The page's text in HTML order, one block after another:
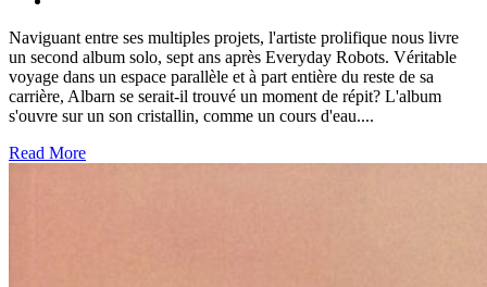
Naviguant entre ses multiples projets, l'artiste prolifique nous livre
un second album solo, sept ans après Everyday Robots. Véritable
voyage dans un espace parallèle et à part entière du reste de sa
carrière, Albarn se serait-il trouvé un moment de répit? L'album
s'ouvre sur un son cristallin, comme un cours d'eau....
Read More